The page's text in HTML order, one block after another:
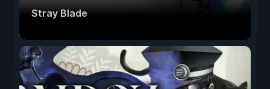
Stray Blade